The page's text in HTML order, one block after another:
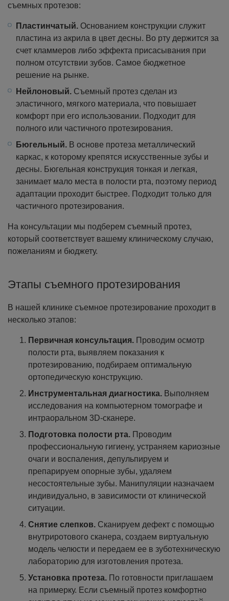
съемных протезов:
Пластинчатый. Основанием конструкции служит
пластина из акрила в цвет десны. Во рту держится за
счет кламмеров либо эффекта присасывания при
полном отсутствии зубов. Самое бюджетное
решение на рынке.
Нейлоновый. Съемный протез сделан из
эластичного, мягкого материала, что повышает
комфорт при его использовании. Подходит для
полного или частичного протезирования.
Бюгельный. В основе протеза металлический
каркас, к которому крепятся искусственные зубы и
десны. Бюгельная конструкция тонкая и легкая,
занимает мало места в полости рта, поэтому период
адаптации проходит быстрее. Подходит только для
частичного протезирования.
На консультации мы подберем съемный протез,
который соответствует вашему клиническому случаю,
пожеланиям и бюджету.
Этапы съемного протезирования
В нашей клинике съемное протезирование проходит в
несколько этапов:
Первичная консультация. Проводим осмотр
полости рта, выявляем показания к
протезированию, подбираем оптимальную
ортопедическую конструкцию.
Инструментальная диагностика. Выполняем
исследования на компьютерном томографе и
интраоральном 3D-сканере.
Подготовка полости рта. Проводим
профессиональную гигиену, устраняем кариозные
очаги и воспаления, депульпируем и
препарируем опорные зубы, удаляем
несостоятельные зубы. Манипуляции назначаем
индивидуально, в зависимости от клинической
ситуации.
Снятие слепков. Сканируем дефект с помощью
внутриротового сканера, создаем виртуальную
модель челюсти и передаем ее в зуботехническую
лабораторию для изготовления протеза.
Установка протеза. По готовности приглашаем
на примерку. Если съемный протез комфортно